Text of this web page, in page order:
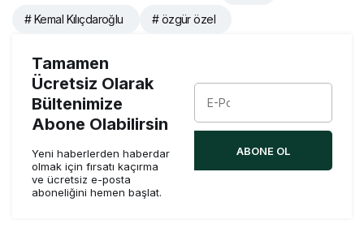
# Kemal Kılıçdaroğlu # özgür özel
Tamamen
Ücretsiz Olarak
Bültenimize
Abone Olabilirsin
Yeni haberlerden haberdar
olmak için fırsatı kaçırma
ve ücretsiz e-posta
aboneliğini hemen başlat.
ABONE OL